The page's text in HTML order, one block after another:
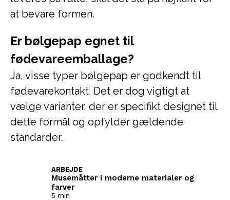
at bevare formen.
Er bølgepap egnet til
fødevareemballage?
Ja, visse typer bølgepap er godkendt til
fødevarekontakt. Det er dog vigtigt at
vælge varianter, der er specifikt designet til
dette formål og opfylder gældende
standarder.
Musemåtter i moderne materialer og
farver
ARBEJDE
5 min